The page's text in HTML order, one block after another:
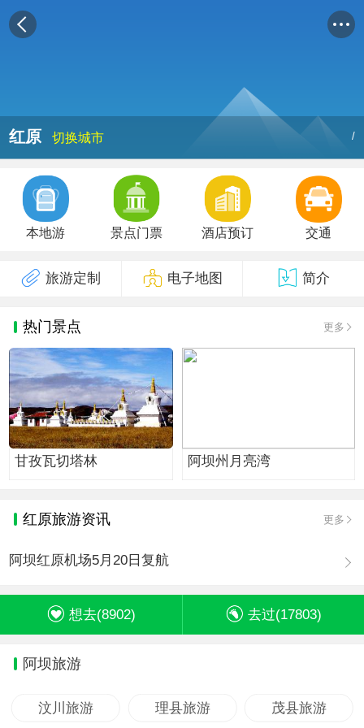
红原 切换城市 /
本地游 景点门票 酒店预订 交通
旅游定制 电子地图 简介
热门景点 更多
甘孜瓦切塔林 阿坝州月亮湾
红原旅游资讯 更多
阿坝红原机场5月20日复航
想去(8902) 去过(17803)
阿坝旅游
汶川旅游 理县旅游 茂县旅游